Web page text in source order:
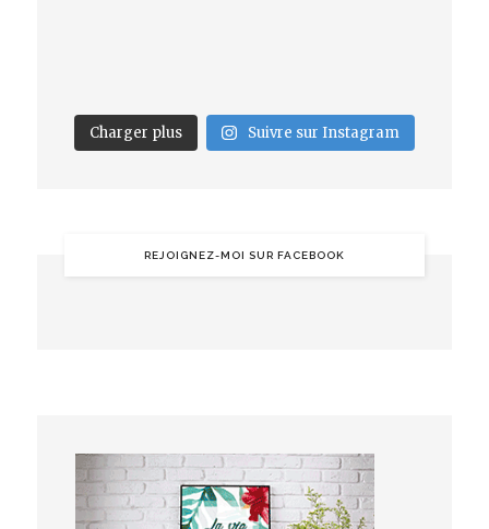
Charger plus Suivre sur Instagram
REJOIGNEZ-MOI SUR FACEBOOK